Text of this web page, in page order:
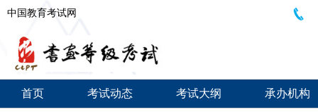
中国教育考试网
首页 考试动态 考试大纲 承办机构